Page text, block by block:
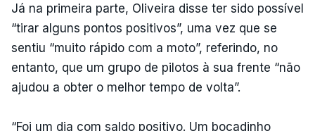
Já na primeira parte, Oliveira disse ter sido possível
“tirar alguns pontos positivos”, uma vez que se
sentiu “muito rápido com a moto”, referindo, no
entanto, que um grupo de pilotos à sua frente “não
ajudou a obter o melhor tempo de volta”.
“Foi um dia com saldo positivo. Um bocadinho